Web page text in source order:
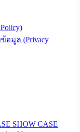
อมูล (Privacy
SHOW CASE